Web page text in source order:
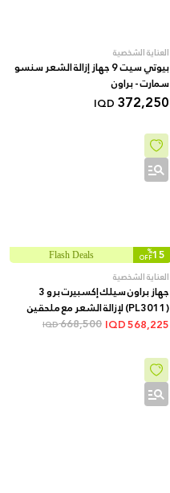
العناية الشخصية
بيوتي سيت 9 جهاز إزالة الشعر سنسو
سمارت - براون
372,250
IQD
15
%
OFF
Flash Deals
العناية الشخصية
جهاز براون سيلك إكسبيرت برو 3
(PL3011) لإزالة الشعر مع ملحقين
إضافيين شفرة فينوس وحقيبة فاخرة -
568,225
668,500
IQD